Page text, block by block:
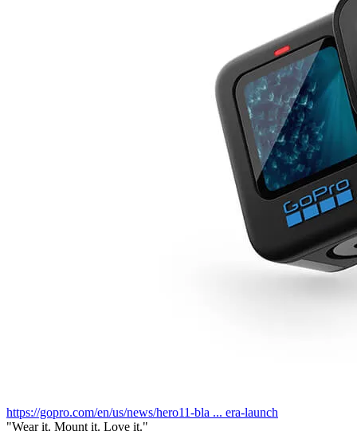
https://gopro.com/en/us/news/hero11-bla ... era-launch
"Wear it. Mount it. Love it."